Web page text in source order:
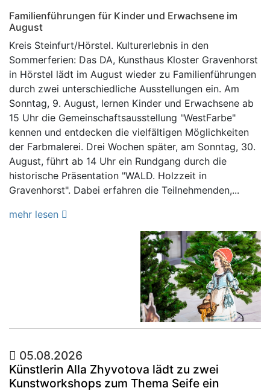
Familienführungen für Kinder und Erwachsene im
August
Kreis Steinfurt/Hörstel. Kulturerlebnis in den
Sommerferien: Das DA, Kunsthaus Kloster Gravenhorst
in Hörstel lädt im August wieder zu Familienführungen
durch zwei unterschiedliche Ausstellungen ein. Am
Sonntag, 9. August, lernen Kinder und Erwachsene ab
15 Uhr die Gemeinschaftsausstellung "WestFarbe"
kennen und entdecken die vielfältigen Möglichkeiten
der Farbmalerei. Drei Wochen später, am Sonntag, 30.
August, führt ab 14 Uhr ein Rundgang durch die
historische Präsentation "WALD. Holzzeit in
Gravenhorst". Dabei erfahren die Teilnehmenden,...
mehr lesen
05.08.2026
Künstlerin Alla Zhyvotova lädt zu zwei
Kunstworkshops zum Thema Seife ein